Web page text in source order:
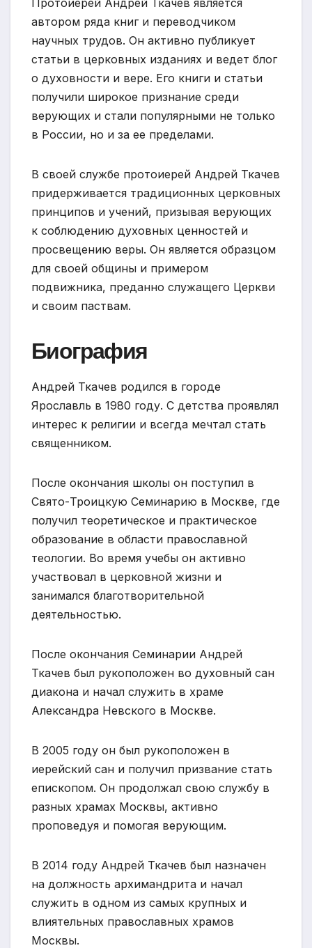
автором ряда книг и переводчиком
научных трудов. Он активно публикует
статьи в церковных изданиях и ведет блог
о духовности и вере. Его книги и статьи
получили широкое признание среди
верующих и стали популярными не только
в России, но и за ее пределами.
В своей службе протоиерей Андрей Ткачев
придерживается традиционных церковных
принципов и учений, призывая верующих
к соблюдению духовных ценностей и
просвещению веры. Он является образцом
для своей общины и примером
подвижника, преданно служащего Церкви
и своим паствам.
Биография
Андрей Ткачев родился в городе
Ярославль в 1980 году. С детства проявлял
интерес к религии и всегда мечтал стать
священником.
После окончания школы он поступил в
Свято-Троицкую Семинарию в Москве, где
получил теоретическое и практическое
образование в области православной
теологии. Во время учебы он активно
участвовал в церковной жизни и
занимался благотворительной
деятельностью.
После окончания Семинарии Андрей
Ткачев был рукоположен во духовный сан
диакона и начал служить в храме
Александра Невского в Москве.
В 2005 году он был рукоположен в
иерейский сан и получил призвание стать
епископом. Он продолжал свою службу в
разных храмах Москвы, активно
проповедуя и помогая верующим.
В 2014 году Андрей Ткачев был назначен
на должность архимандрита и начал
служить в одном из самых крупных и
влиятельных православных храмов
Москвы.